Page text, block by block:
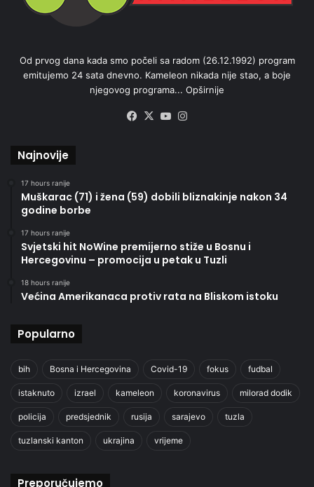
Od prvog dana kada smo počeli sa radom (26.12.1992) program
emitujemo 24 sata dnevno. Kameleon nikada nije stao, a boje
njegovog programa... Opširnije
Facebook
X YouTube
Najnovije
17 hours ranije
Muškarac (71) i žena (59) dobili bliznakinje nakon 34
godine borbe
17 hours ranije
Svjetski hit NoWine premijerno stiže u Bosnu i
Hercegovinu – promocija u petak u Tuzli
18 hours ranije
Većina Amerikanaca protiv rata na Bliskom istoku
Popularno
bih Bosna i Hercegovina Covid-19 fokus fudbal
istaknuto izrael kameleon koronavirus milorad dodik
policija predsjednik rusija sarajevo tuzla
tuzlanski kanton ukrajina vrijeme
Preporučujemo